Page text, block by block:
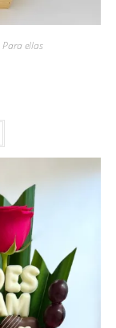
Para ellas